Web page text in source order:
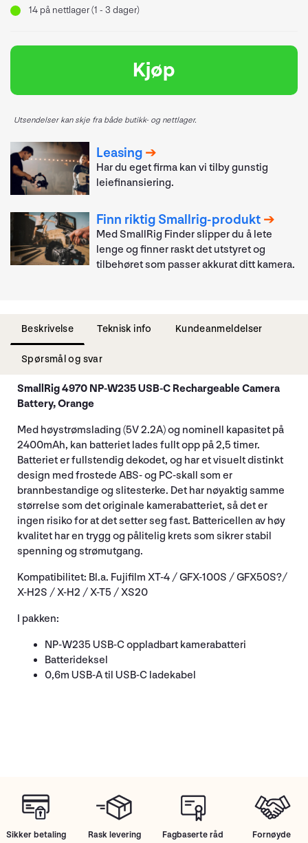
14 på nettlager (1 - 3 dager)
Kjøp
Utsendelser kan skje fra både butikk- og nettlager.
Leasing
Har du eget firma kan vi tilby gunstig
leiefinansiering.
Finn riktig Smallrig-produkt
Med SmallRig Finder slipper du å lete
lenge og finner raskt det utstyret og
tilbehøret som passer akkurat ditt kamera.
Beskrivelse Teknisk info Kundeanmeldelser
Spørsmål og svar
SmallRig 4970 NP-W235 USB-C Rechargeable Camera
Battery, Orange
Med høystrømslading (5V 2.2A) og nominell kapasitet på
2400mAh, kan batteriet lades fullt opp på 2,5 timer.
Batteriet er fullstendig dekodet, og har et visuelt distinkt
design med frostede ABS- og PC-skall som er
brannbestandige og slitesterke. Det har nøyaktig samme
størrelse som det originale kamerabatteriet, så det er
ingen risiko for at det setter seg fast. Battericellen av høy
kvalitet har en trygg og pålitelig krets som sikrer stabil
spenning og strømutgang.
Kompatibilitet: Bl.a. Fujifilm XT-4 / GFX-100S / GFX50S?/
X-H2S / X-H2 / X-T5 / XS20
I pakken:
NP-W235 USB-C oppladbart kamerabatteri
Batterideksel
0,6m USB-A til USB-C ladekabel
Sikker betaling Rask levering Fagbaserte råd
Fornøyde